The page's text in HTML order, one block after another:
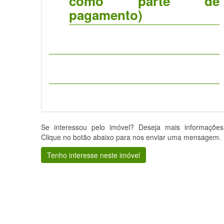
pagamento)
Se interessou pelo imóvel? Deseja mais
Clique no botão abaixo para nos enviar uma mensagem.
Tenho interesse neste imóvel